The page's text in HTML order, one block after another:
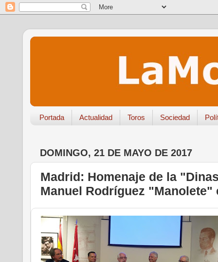
Portada Actualidad Toros Sociedad
DOMINGO, 21 DE MAYO DE 2017
Madrid: Homenaje de la
Manuel Rodríguez "Manolete"